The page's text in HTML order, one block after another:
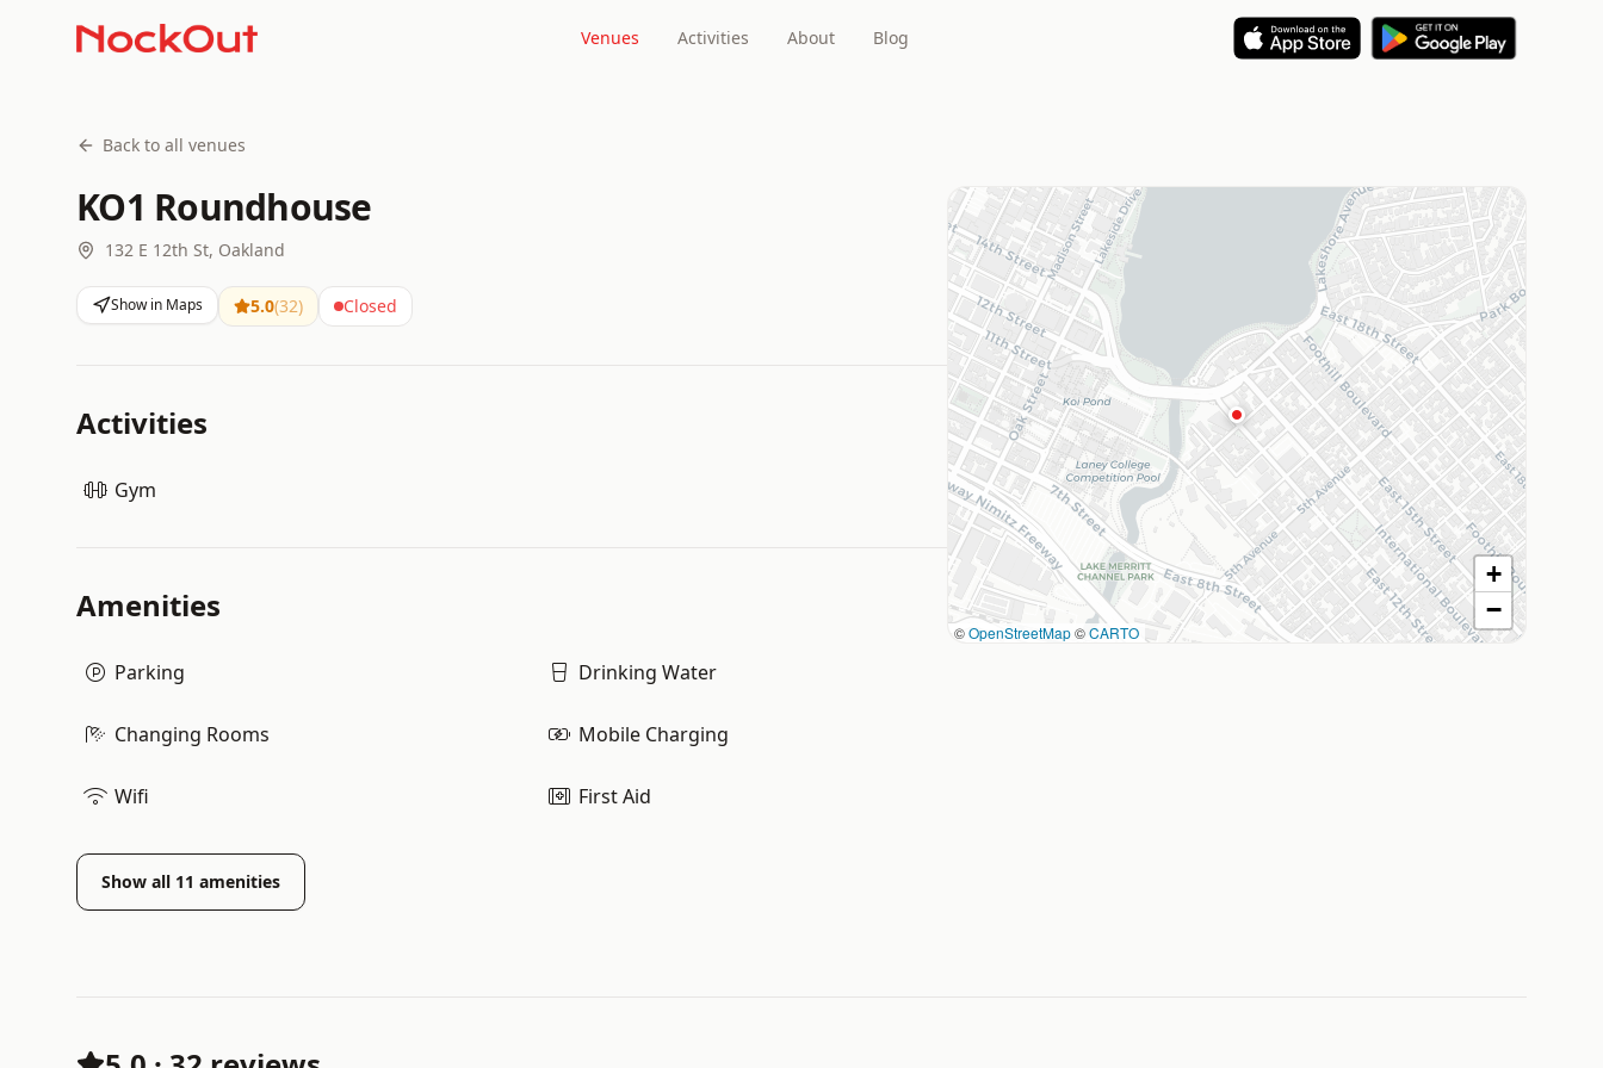
Venues Activities About Blog
Back to all venues
KO1 Roundhouse
132 E 12th St, Oakland
Show in Maps 5.0(32) Closed
Activities
Gym
Amenities
Parking Drinking Water
Changing Rooms Mobile Charging
Wifi First Aid
Show all 11 amenities
©OpenStreetMap©CARTO
+
−